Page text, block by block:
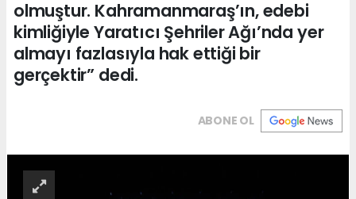
olmuştur. Kahramanmaraş’ın, edebi
kimliğiyle Yaratıcı Şehriler Ağı’nda yer
almayı fazlasıyla hak ettiği bir
gerçektir” dedi.
ABONE OL